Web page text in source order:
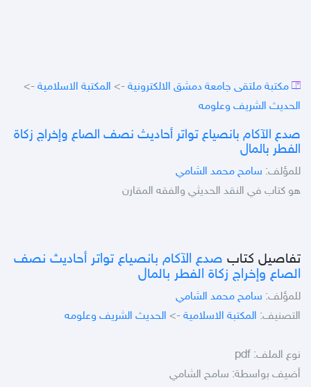
مكتبة ملتقى جامعة دمشق الالكترونية -> المكتبة الاسلامية ->
الحديث الشريف وعلومه
صدع الآكام بانصياع تواتر أحاديث نصف الصاع وإخراج زكاة
الفطر بالمال
للمؤلف: سامح محمد الشامي
هو كتاب في النقد الحديثي والفقه المقارن
تفاصيل كتاب صدع الآكام بانصياع تواتر أحاديث نصف
الصاع وإخراج زكاة الفطر بالمال
للمؤلف: سامح محمد الشامي
التصنيف: المكتبة الاسلامية -> الحديث الشريف وعلومه
نوع الملف: pdf
أضيف بواسطة: سامح الشامي